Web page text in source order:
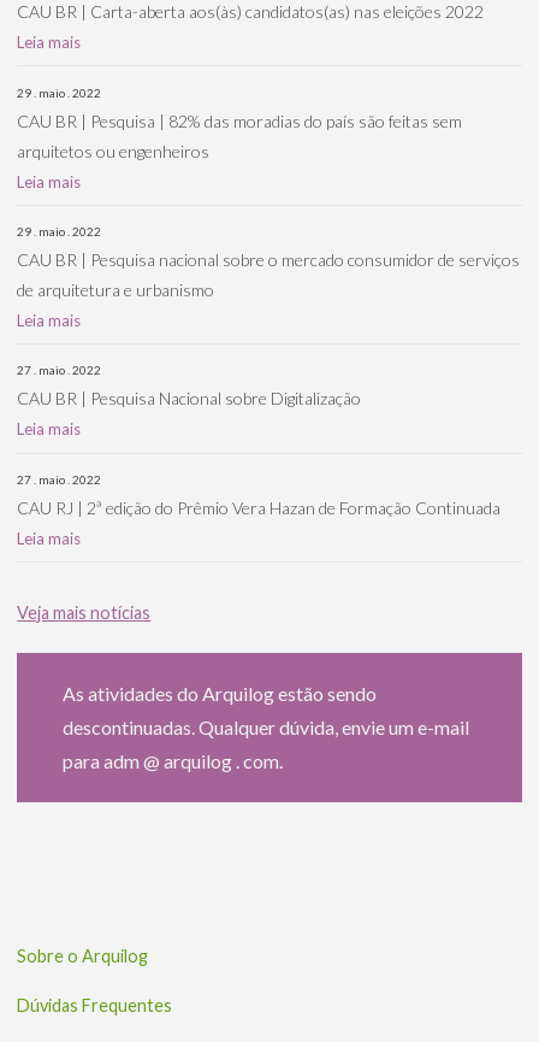
CAU BR | Carta-aberta aos(às) candidatos(as) nas eleições 2022
Leia mais
29 . maio . 2022
CAU BR | Pesquisa | 82% das moradias do país são feitas sem
arquitetos ou engenheiros
Leia mais
29 . maio . 2022
CAU BR | Pesquisa nacional sobre o mercado consumidor de serviços
de arquitetura e urbanismo
Leia mais
27 . maio . 2022
CAU BR | Pesquisa Nacional sobre Digitalização
Leia mais
27 . maio . 2022
CAU RJ | 2ª edição do Prêmio Vera Hazan de Formação Continuada
Leia mais
Veja mais notícias
As atividades do Arquilog estão sendo
descontinuadas. Qualquer dúvida, envie um e-mail
para adm @ arquilog . com.
Sobre o Arquilog
Dúvidas Frequentes